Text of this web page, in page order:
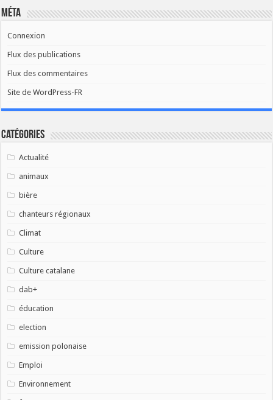
Méta
Connexion
Flux des publications
Flux des commentaires
Site de WordPress-FR
Catégories
Actualité
animaux
bière
chanteurs régionaux
Climat
Culture
Culture catalane
dab+
éducation
election
emission polonaise
Emploi
Environnement